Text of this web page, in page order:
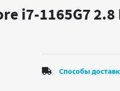
i7-1165G7
Способы